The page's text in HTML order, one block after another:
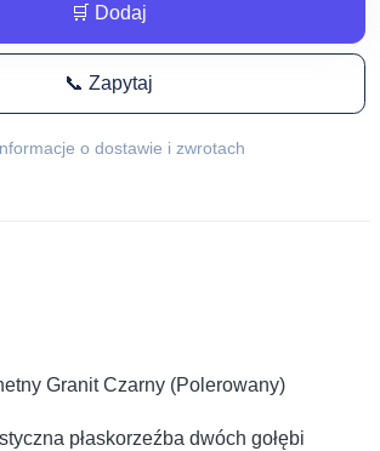
🛒 Dodaj
📞 Zapytaj
o dostawie i zwrotach
Granit Czarny (Polerowany)
płaskorzeźba dwóch gołębi